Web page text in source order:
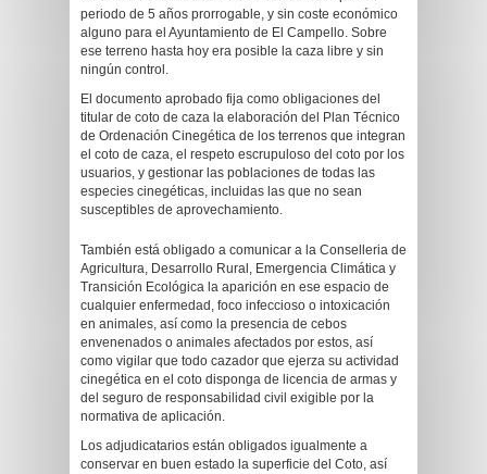
periodo de 5 años prorrogable, y sin coste económico
alguno para el Ayuntamiento de El Campello. Sobre
ese terreno hasta hoy era posible la caza libre y sin
ningún control.
El documento aprobado fija como obligaciones del
titular de coto de caza la elaboración del Plan Técnico
de Ordenación Cinegética de los terrenos que integran
el coto de caza, el respeto escrupuloso del coto por los
usuarios, y gestionar las poblaciones de todas las
especies cinegéticas, incluidas las que no sean
susceptibles de aprovechamiento.
También está obligado a comunicar a la Conselleria de
Agricultura, Desarrollo Rural, Emergencia Climática y
Transición Ecológica la aparición en ese espacio de
cualquier enfermedad, foco infeccioso o intoxicación
en animales, así como la presencia de cebos
envenenados o animales afectados por estos, así
como vigilar que todo cazador que ejerza su actividad
cinegética en el coto disponga de licencia de armas y
del seguro de responsabilidad civil exigible por la
normativa de aplicación.
Los adjudicatarios están obligados igualmente a
conservar en buen estado la superficie del Coto, así